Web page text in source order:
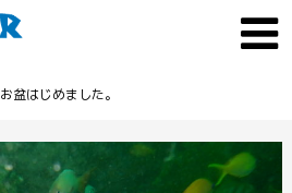
お盆はじめました。